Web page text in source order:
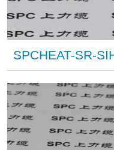
SPCHEAT-SR-